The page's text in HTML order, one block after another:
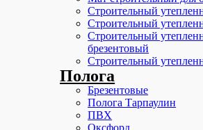
Строительный
Строительный
Строительный
брезентовый
Строительный
Полога
Брезентовые
Полога Тарпаулин
ПВХ
Оксфорд